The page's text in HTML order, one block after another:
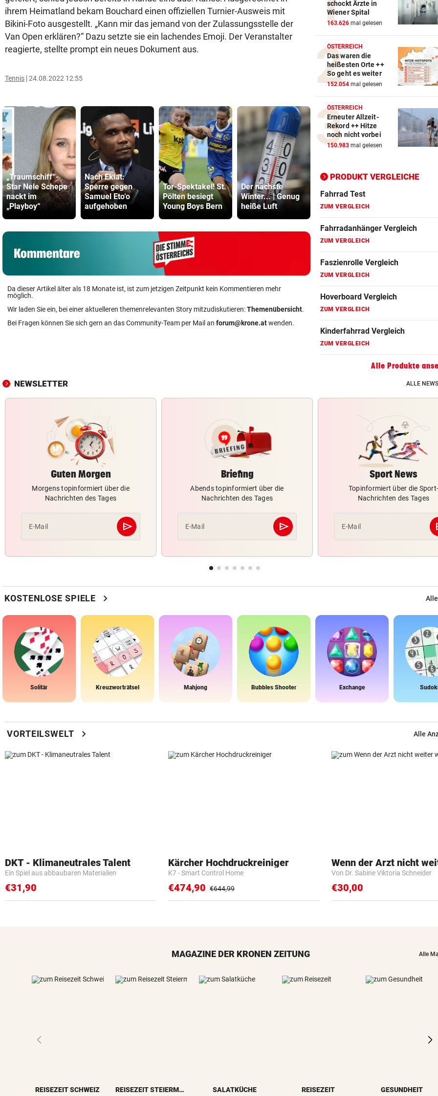
ihrem Heimatland bekam Bouchard einen offiziellen Turnier-Ausweis mit
Bikini-Foto ausgestellt. „Kann mir das jemand von der Zulassungsstelle der
Van Open erklären?“ Dazu setzte sie ein lachendes Emoji. Der Veranstalter
reagierte, stellte prompt ein neues Dokument aus.
Tennis 24.08.2022 12:55
„Traumschiff“-
Star Nele Schepe
nackt im
„Playboy“
Nach Eklat:
Sperre gegen
Samuel Eto‘o
aufgehoben
Tor-Spektakel! St.
Pölten besiegt
Young Boys Bern
Der nächste
Winter... | Genug
heiße Luft
Pongauer (51)
Supermarkt-
Mitarbeiterin
500 Helfer
Gluthitze
Da dieser Artikel älter als 18 Monate ist, ist zum jetzigen Zeitpunkt kein Kommentieren mehr
möglich.
Wir laden Sie ein, bei einer aktuelleren themenrelevanten Story mitzudiskutieren:Themenübersicht.
Bei Fragen können Sie sich gern an das Community-Team per Mail an forum@krone.atwenden.
schockt Ärzte in
Wiener Spital
163.626 mal gelesen
ÖSTERREICH
Das waren die
heißesten Orte ++
So geht es weiter
152.054 mal gelesen
ÖSTERREICH
Erneuter Allzeit-
Rekord ++ Hitze
noch nicht vorbei
150.983 mal gelesen
PRODUKT VERGLEICHE
Action-Cam Vergleich
ZUM VERGLEICH
Crosstrainer Vergleich
ZUM VERGLEICH
ZUM VERGLEICH
Elektro-Scooter Vergleich
ZUM VERGLEICH
ZUM VERGLEICH
Fahrrad Test
ZUM VERGLEICH
Fahrradanhänger Vergleich
ZUM VERGLEICH
Faszienrolle Vergleich
ZUM VERGLEICH
Hoverboard Vergleich
ZUM VERGLEICH
Kinderfahrrad Vergleich
ZUM VERGLEICH
Alle Produkte
NEWSLETTER ALLE
Guten Morgen
Morgens topinformiert über die
Nachrichten des Tages
E-Mail send
Abschicken
Briefing
Abends topinformiert über die
Nachrichten des Tages
E-Mail send
Abschicken
Sport News
Topinformiert über die Sport-
Nachrichten des Tages
E-Mail
KOSTENLOSE SPIELE chevron_right
Solitär Kreuzworträtsel Mahjong Bubbles Shooter Exchange
VORTEILSWELT chevron_right Alle
DKT - Klimaneutrales Talent
Ein Spiel aus abbaubaren Materialien
€31,90
Kärcher Hochdruckreiniger
K7 - Smart Control Home
€474,90 €644,99
Wenn der Arzt nicht
Von Dr. Sabine Viktoria Schneider
€30,00
MAGAZINE DER KRONEN ZEITUNG Alle
REISEZEIT SCHWEIZ REISEZEIT STEIERMARK SALATKÜCHE REISEZEIT GESUNDHEIT